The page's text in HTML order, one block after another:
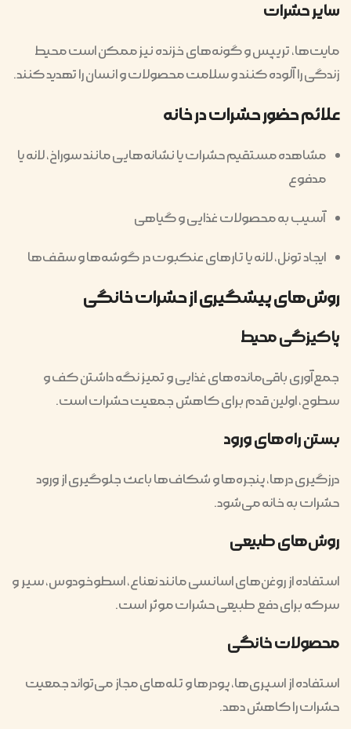
سایر حشرات
مایت‌ها، تریپس و گونه‌های خزنده نیز ممکن است محیط
زندگی را آلوده کنند و سلامت محصولات و انسان را تهدید کنند.
علائم حضور حشرات در خانه
مشاهده مستقیم حشرات یا نشانه‌هایی مانند سوراخ، لانه یا
مدفوع
آسیب به محصولات غذایی و گیاهی
ایجاد تونل، لانه یا تارهای عنکبوت در گوشه‌ها و سقف‌ها
روش‌های پیشگیری از حشرات خانگی
پاکیزگی محیط
جمع‌آوری باقی‌مانده‌های غذایی و تمیز نگه داشتن کف و
سطوح، اولین قدم برای کاهش جمعیت حشرات است.
بستن راه‌های ورود
درزگیری درها، پنجره‌ها و شکاف‌ها باعث جلوگیری از ورود
حشرات به خانه می‌شود.
روش‌های طبیعی
استفاده از روغن‌های اسانسی مانند نعناع، اسطوخودوس، سیر و
سرکه برای دفع طبیعی حشرات موثر است.
محصولات خانگی
استفاده از اسپری‌ها، پودرها و تله‌های مجاز می‌تواند جمعیت
حشرات را کاهش دهد.